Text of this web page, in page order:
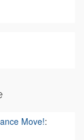
Move!: